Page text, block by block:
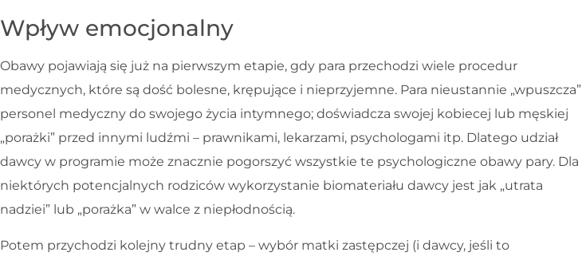
Wpływ emocjonalny
Obawy pojawiają się już na pierwszym etapie, gdy para przechodzi wiele procedur
medycznych, które są dość bolesne, krępujące i nieprzyjemne. Para nieustannie „wpuszcza”
personel medyczny do swojego życia intymnego; doświadcza swojej kobiecej lub męskiej
„porażki” przed innymi ludźmi – prawnikami, lekarzami, psychologami itp. Dlatego udział
dawcy w programie może znacznie pogorszyć wszystkie te psychologiczne obawy pary. Dla
niektórych potencjalnych rodziców wykorzystanie biomateriału dawcy jest jak „utrata
nadziei” lub „porażka” w walce z niepłodnością.
Potem przychodzi kolejny trudny etap – wybór matki zastępczej (i dawcy, jeśli to